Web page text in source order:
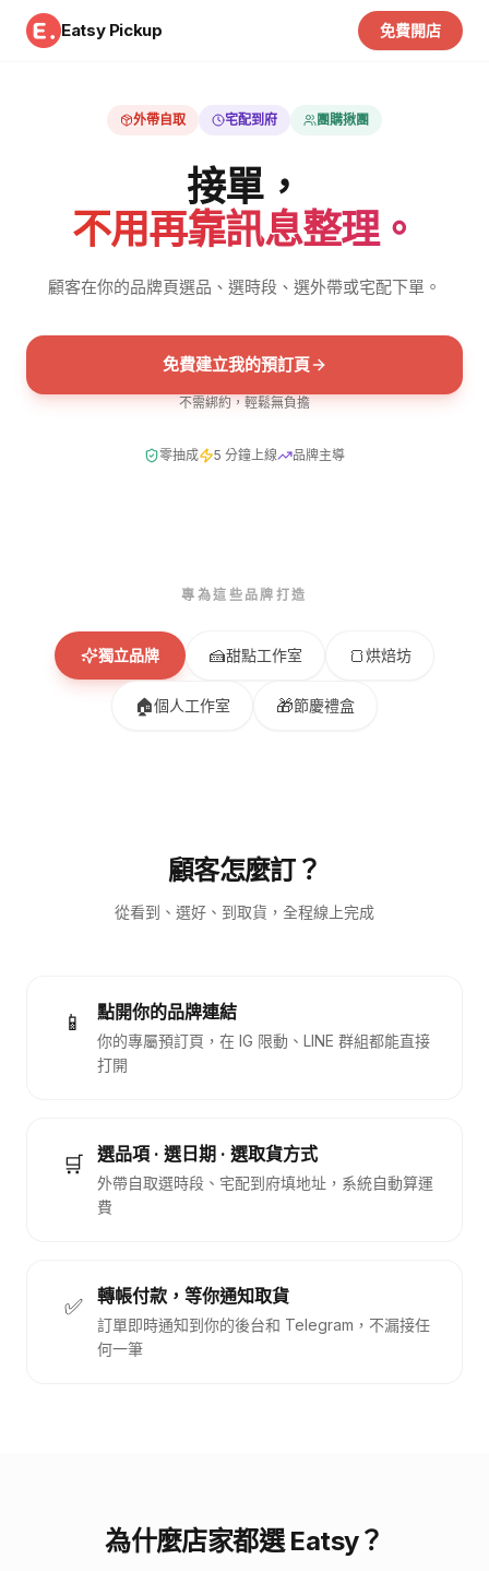
Eatsy Pickup 免費開店
外帶自取 宅配到府 團購揪團
接單，
不用再靠訊息整理。
顧客在你的品牌頁選品、選時段、選外帶或宅配下單。
免費建立我的預訂頁
不需綁約，輕鬆無負擔
零抽成 5 分鐘上線 品牌主導
專為這些品牌打造
獨立品牌 🍰甜點工作室 🍞烘焙坊
🏠個人工作室 🎁節慶禮盒
顧客怎麼訂？
從看到、選好、到取貨，全程線上完成
📱 點開你的品牌連結
你的專屬預訂頁，在 IG 限動、LINE 群組都能直接
打開
🛒 選品項 · 選日期 · 選取貨方式
外帶自取選時段、宅配到府填地址，系統自動算運
費
✅ 轉帳付款，等你通知取貨
訂單即時通知到你的後台和 Telegram，不漏接任
何一筆
為什麼店家都選 Eatsy？